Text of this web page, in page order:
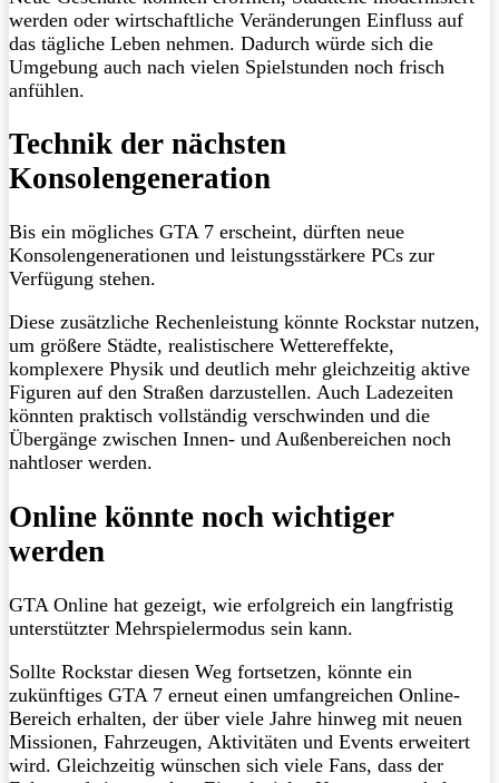
werden oder wirtschaftliche Veränderungen Einfluss auf
das tägliche Leben nehmen. Dadurch würde sich die
Umgebung auch nach vielen Spielstunden noch frisch
anfühlen.
Technik der nächsten
Konsolengeneration
Bis ein mögliches GTA 7 erscheint, dürften neue
Konsolengenerationen und leistungsstärkere PCs zur
Verfügung stehen.
Diese zusätzliche Rechenleistung könnte Rockstar nutzen,
um größere Städte, realistischere Wettereffekte,
komplexere Physik und deutlich mehr gleichzeitig aktive
Figuren auf den Straßen darzustellen. Auch Ladezeiten
könnten praktisch vollständig verschwinden und die
Übergänge zwischen Innen- und Außenbereichen noch
nahtloser werden.
Online könnte noch wichtiger
werden
GTA Online hat gezeigt, wie erfolgreich ein langfristig
unterstützter Mehrspielermodus sein kann.
Sollte Rockstar diesen Weg fortsetzen, könnte ein
zukünftiges GTA 7 erneut einen umfangreichen Online-
Bereich erhalten, der über viele Jahre hinweg mit neuen
Missionen, Fahrzeugen, Aktivitäten und Events erweitert
wird. Gleichzeitig wünschen sich viele Fans, dass der